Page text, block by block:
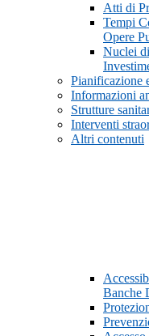
Atti di
Tempi
Opere
Nuclei
Pianificazione
Informazioni
Strutture
Interventi
Altri contenuti
Banche